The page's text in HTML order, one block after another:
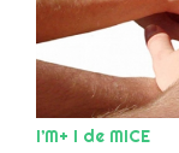
I’M+ I de MICE